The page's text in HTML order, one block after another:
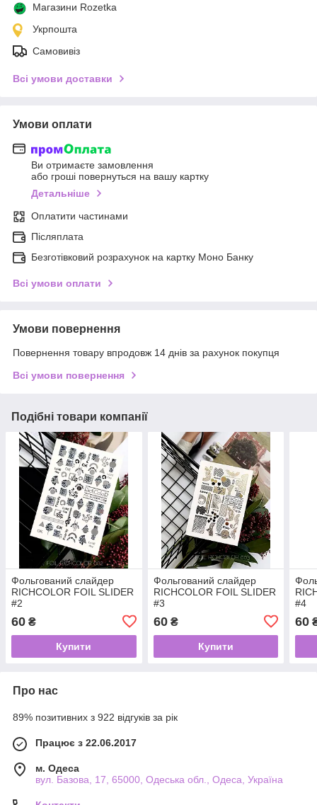
Магазини Rozetka
Укрпошта
Самовивіз
Всі умови доставки
Умови оплати
Ви отримаєте замовлення
або гроші повернуться на вашу картку
Детальніше
Оплатити частинами
Післяплата
Безготівковий розрахунок на картку Моно Банку
Всі умови оплати
Умови повернення
Повернення товару впродовж 14 днів за рахунок покупця
Всі умови повернення
Подібні товари компанії
Фольгований слайдер
RICHCOLOR FOIL SLIDER
#2
60 ₴
Купити
Фольгований слайдер
RICHCOLOR FOIL SLIDER
#3
60₴
Купити
#4
60
Про нас
89% позитивних з 922 відгуків за рік
Працює з 22.06.2017
м. Одеса
вул. Базова, 17, 65000, Одеська обл., Одеса, Україна